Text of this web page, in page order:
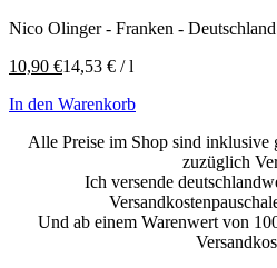
Nico Olinger - Franken - Deutschland
10,90 €14,53 € /l
In den Warenkorb
Alle Preise im Shop sind inklusive
zuzüglich
Ich versende
Und ab einem Warenwert von